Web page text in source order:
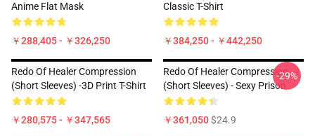
Anime Flat Mask
￥288,405 - ￥326,250
Classic T-Shirt
￥384,250 - ￥442,250
Redo Of Healer Compression
(short Sleeves) -3D Print T-Shirt
￥280,575 - ￥347,565
Redo Of Healer Compression
(short Sleeves) - Sexy Prison
￥361,050$24.9
-29%